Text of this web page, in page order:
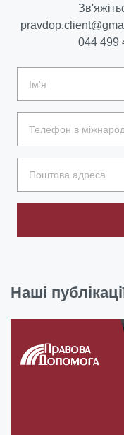
044 499
Наші